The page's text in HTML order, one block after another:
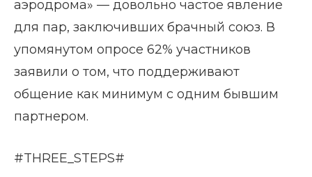
аэродрома» — довольно частое явление
для пар, заключивших брачный союз. В
упомянутом опросе 62% участников
заявили о том, что поддерживают
общение как минимум с одним бывшим
партнером.
#THREE_STEPS#